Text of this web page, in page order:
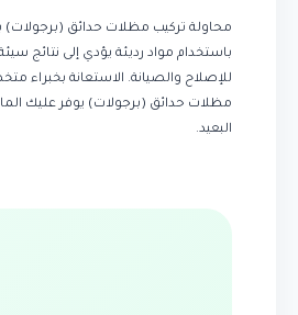
محاولة تركيب مظلات حدائق (برجولات)
باستخدام مواد رديئة يؤدي إلى نتائج
للإصلاح والصيانة. الاستعانة بخبراء
مظلات حدائق (برجولات) يوفر عليك
البعيد.